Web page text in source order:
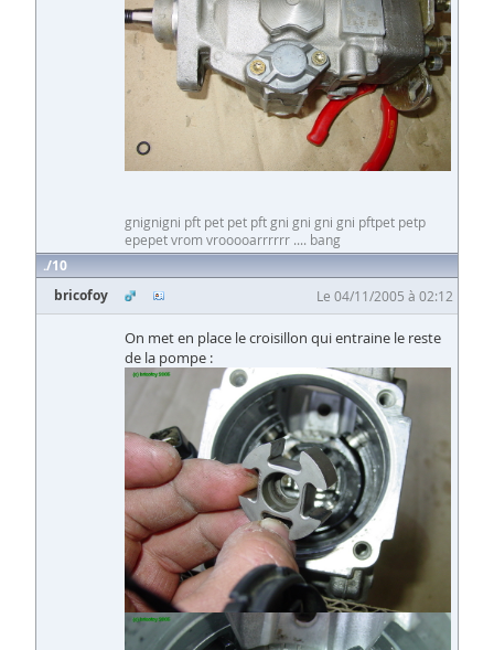
gnignigni pft pet pet pft gni gni gni gni pftpet petp
epepet vrom vrooooarrrrrr .... bang
10
bricofoy
Le 04/11/2005 à 02:12
On met en place le croisillon qui entraine le reste
de la pompe :